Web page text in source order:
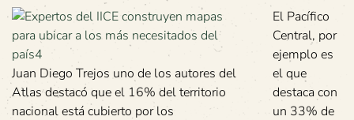
Juan Diego Trejos uno de los autores del
Atlas destacó que el 16% del territorio
nacional está cubierto por los
El Pacífico
Central, por
ejemplo es
el que
destaca con
un 33% de